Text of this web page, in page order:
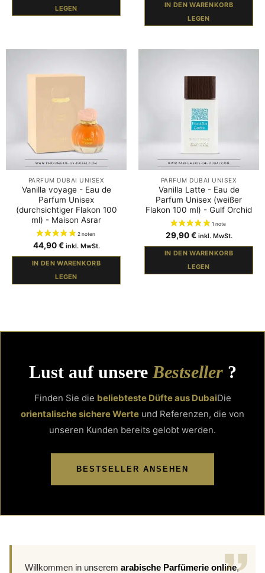
LEGEN
IN DEN WARENKORB
LEGEN
PARFUM DUBAI UNISEX
Vanilla voyage - Eau de
Parfum Unisex
(durchsichtiger Flakon 100
ml) - Maison Asrar
44,90€ inkl. MwSt.
IN DEN WARENKORB
LEGEN
PARFUM DUBAI UNISEX
Vanilla Latte - Eau de
Parfum Unisex (weißer
Flakon 100 ml) - Gulf Orchid
29,90€ inkl. MwSt.
IN DEN WARENKORB
LEGEN
Lust auf unsere Bestseller?
Finden Sie die beliebteste Düfte aus DubaiDie
orientalische sichere Werte und Referenzen, die von
unseren Kunden bereits gelobt werden.
BESTSELLER ANSEHEN
Willkommen in unserem arabische Parfümerie online,